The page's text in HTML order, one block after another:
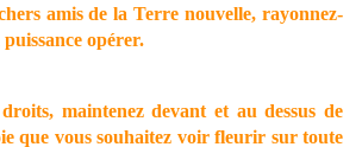
amis de la Terre nouvelle, rayonnez-
opérer.
maintenez devant et au dessus de
que vous souhaitez voir fleurir sur toute